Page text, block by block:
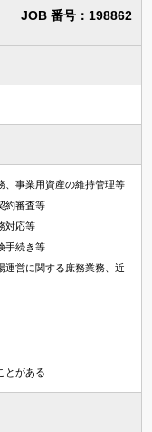
JOB 番号：198862
、事業用資産の維持管理等
約審査等
対応等
手続き等
運営に関する庶務業務、近
とがある